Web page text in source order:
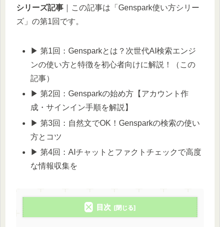
シリーズ記事 ｜この記事は「Genspark使い方シリー
ズ」の第1回です。
▶ 第1回：Gensparkとは？次世代AI検索エンジ
ンの使い方と特徴を初心者向けに解説！（この
記事）
▶ 第2回：Gensparkの始め方【アカウント作
成・サインイン手順を解説】
▶ 第3回：自然文でOK！Gensparkの検索の使い
方とコツ
▶ 第4回：AIチャットとファクトチェックで高度
な情報収集を
目次